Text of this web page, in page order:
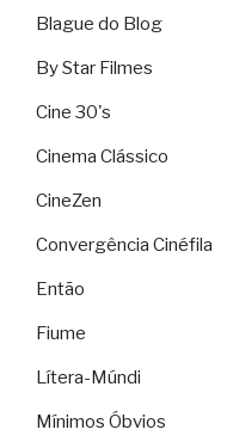
Blague do Blog
By Star Filmes
Cine 30's
Cinema Clássico
CineZen
Convergência Cinéfila
Então
Fiume
Lítera-Múndi
Mínimos Óbvios